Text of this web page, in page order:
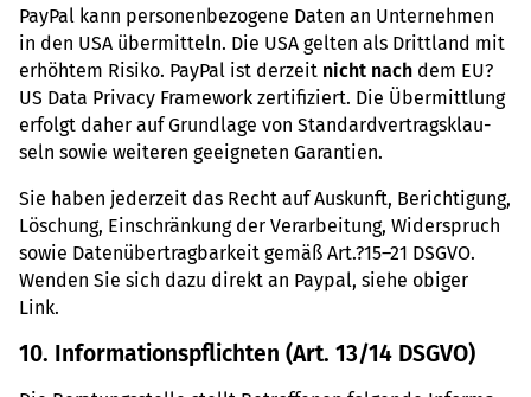
PayPal kann per­so­nen­be­zo­gene Daten an Unter­neh­men
in den USA über­mit­teln. Die USA gelten als Dritt­land mit
erhöh­tem Risiko. PayPal ist der­zeit nicht nach dem EU?
US Data Pri­vacy Frame­work zer­ti­fi­ziert. Die Über­mitt­lung
erfolgt daher auf Grund­lage von Stan­dard­ver­trags­klau­
seln sowie wei­te­ren geeig­ne­ten Garan­tien.
Sie haben jeder­zeit das Recht auf Aus­kunft, Berich­ti­gung,
Löschung, Ein­schrän­kung der Ver­ar­bei­tung, Wider­spruch
sowie Daten­über­trag­bar­keit gemäß Art.?15–21 DSGVO.
Wenden Sie sich dazu direkt an Paypal, siehe obiger
Link.
10. Infor­ma­ti­ons­pflich­ten (Art. 13/14 DSGVO)